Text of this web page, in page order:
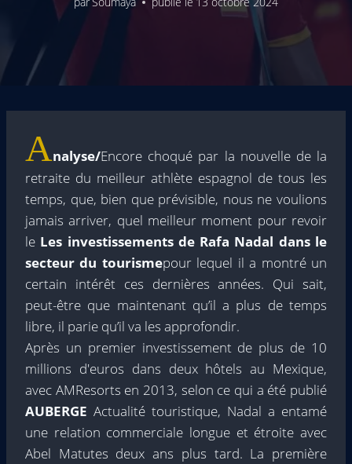
Analyse/Encore choqué par la nouvelle de la
retraite du meilleur athlète espagnol de tous les
temps, que, bien que prévisible, nous ne voulions
jamais arriver, quel meilleur moment pour revoir
le Les investissements de Rafa Nadal dans le
secteur du tourismepour lequel il a montré un
certain intérêt ces dernières années. Qui sait,
peut-être que maintenant qu’il a plus de temps
libre, il parie qu’il va les approfondir.
Après un premier investissement de plus de 10
millions d'euros dans deux hôtels au Mexique,
avec AMResorts en 2013, selon ce qui a été publié
AUBERGE Actualité touristique, Nadal a entamé
une relation commerciale longue et étroite avec
Abel Matutes deux ans plus tard. La première